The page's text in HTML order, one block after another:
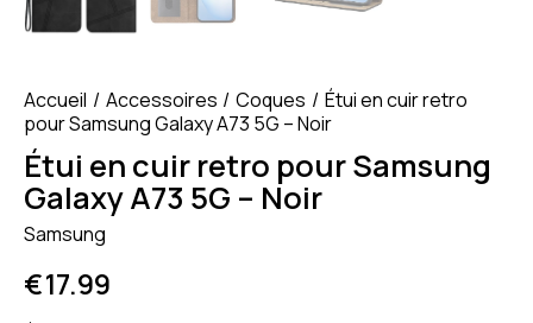
Accueil Accessoires Coques
Étui en cuir retro
pour Samsung Galaxy A73 5G – Noir
Étui en cuir retro pour Samsung
Galaxy A73 5G – Noir
Samsung
€17.99